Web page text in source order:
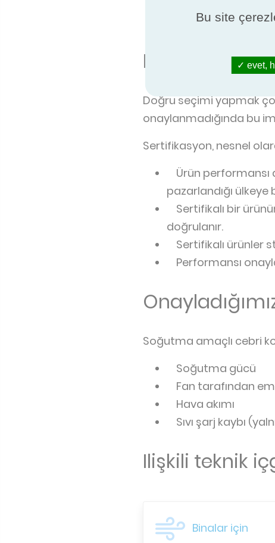
Sertifikalı ürünler
Performansı
Doğru seçimi
Doğru seçimi yapmak
onaylanmadığında bu
Sertifikasyon, nesnel
Ürün performansı
pazarlandığı ülkeye
Sertifikalı bir
doğrulanır.
Sertifikalı ürünler
Performansı
Soğutma amaçlı cebri
Soğutma gücü
Fan tarafından
Hava akımı
Sıvı şarj kaybı
Ilişkili teknik
Binalar için
Bu site
evet,